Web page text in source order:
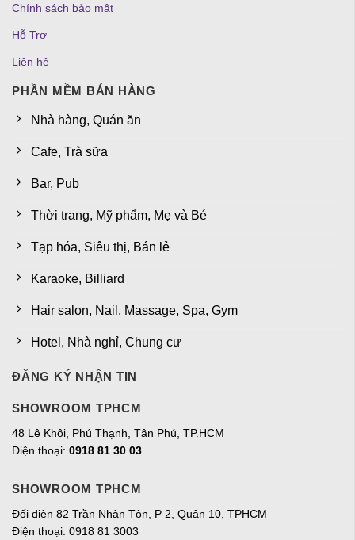
Chính sách bảo mật
Hỗ Trợ
Liên hệ
PHẦN MỀM BÁN HÀNG
Nhà hàng, Quán ăn
Cafe, Trà sữa
Bar, Pub
Thời trang, Mỹ phẩm, Mẹ và Bé
Tạp hóa, Siêu thị, Bán lẻ
Karaoke, Billiard
Hair salon, Nail, Massage, Spa, Gym
Hotel, Nhà nghỉ, Chung cư
ĐĂNG KÝ NHẬN TIN
SHOWROOM TPHCM
48 Lê Khôi, Phú Thạnh, Tân Phú, TP.HCM
Điện thoại: 0918 81 30 03
SHOWROOM TPHCM
Đối diện 82 Trần Nhân Tôn, P 2, Quận 10, TPHCM
Điện thoại: 0918 81 3003